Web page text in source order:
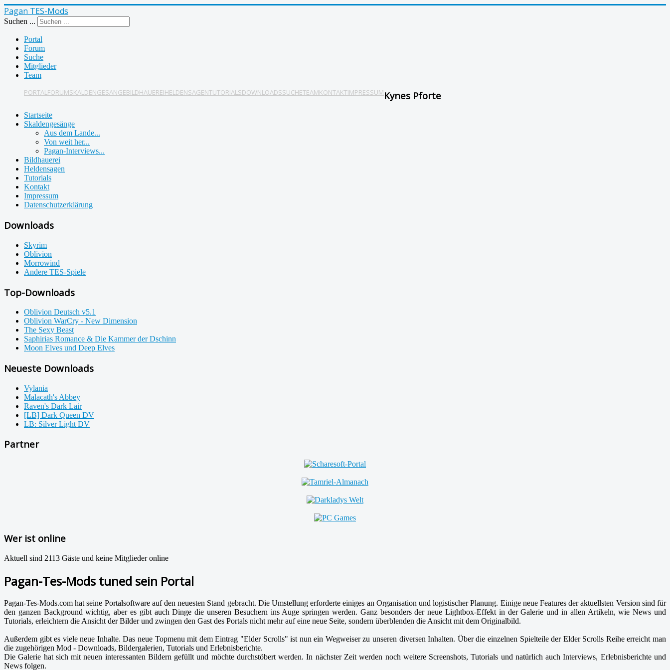
Pagan TES-Mods
Suchen ...
Portal
Forum
Suche
Mitglieder
Team
PORTALFORUMSKALDENGESÄNGEBILDHAUEREIHELDENSAGENTUTORIALSDOWNLOADSSUCHETEAMKONTAKTIMPRESSUMKynes Pforte
Startseite
Skaldengesänge
Aus dem Lande...
Von weit her...
Pagan-Interviews...
Bildhauerei
Heldensagen
Tutorials
Kontakt
Impressum
Datenschutzerklärung
Downloads
Skyrim
Oblivion
Morrowind
Andere TES-Spiele
Top-Downloads
Oblivion Deutsch v5.1
Oblivion WarCry - New Dimension
The Sexy Beast
Saphirias Romance & Die Kammer der Dschinn
Moon Elves und Deep Elves
Neueste Downloads
Vylania
Malacath's Abbey
Raven's Dark Lair
[LB] Dark Queen DV
LB: Silver Light DV
Partner
Wer ist online
Aktuell sind 2113 Gäste und keine Mitglieder online
Pagan-Tes-Mods tuned sein Portal
Pagan-Tes-Mods.com hat seine Portalsoftware auf den neuesten Stand gebracht. Die Umstellung erforderte einiges an Organisation und logistischer Planung. Einige neue Features der aktuellsten Version sind für
den ganzen Background wichtig, aber es gibt auch Dinge die unseren Besuchern ins Auge springen werden. Ganz besonders der neue Lightbox-Effekt in der Galerie und in allen Artikeln, wie News und
Tutorials, erleichtern die Ansicht der Bilder und zwingen den Gast des Portals nicht mehr auf eine neue Seite, sondern überblenden die Ansicht mit dem Originalbild.
Außerdem gibt es viele neue Inhalte. Das neue Topmenu mit dem Eintrag "Elder Scrolls" ist nun ein Wegweiser zu unseren diversen Inhalten. Über die einzelnen Spielteile der Elder Scrolls Reihe erreicht man
die zugehörigen Mod - Downloads, Bildergalerien, Tutorials und Erlebnisberichte.
Die Galerie hat sich mit neuen interessanten Bildern gefüllt und möchte durchstöbert werden. In nächster Zeit werden noch weitere Screenshots, Tutorials und natürlich auch Interviews, Erlebnisberichte und
News folgen.